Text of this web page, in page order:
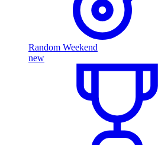
Random Weekend
new